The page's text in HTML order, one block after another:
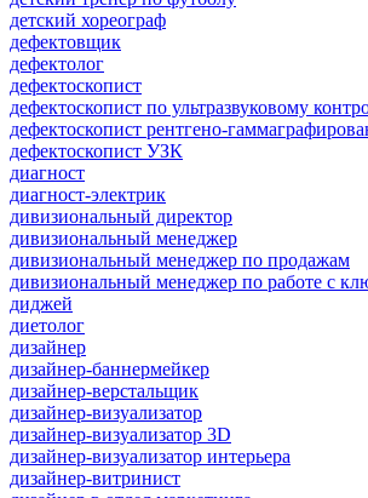
детский хореограф
дефектовщик
дефектолог
дефектоскопист
дефектоскопист по ультразвуковому
дефектоскопист рентгено-
дефектоскопист УЗК
диагност
диагност-электрик
дивизиональный директор
дивизиональный менеджер
дивизиональный менеджер по продажам
дивизиональный менеджер по работе с
диджей
диетолог
дизайнер
дизайнер-баннермейкер
дизайнер-верстальщик
дизайнер-визуализатор
дизайнер-визуализатор 3D
дизайнер-визуализатор интерьера
дизайнер-витринист